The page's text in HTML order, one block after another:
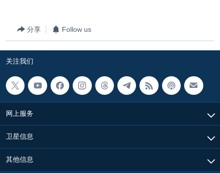
埃博拉疫情
重要讲话与声明
台海两岸关系
关注西藏
关注新疆
GEN Z 看美国
其他语言网站
分享 Follow us
关注我们
网上服务
卫星信息
其他信息